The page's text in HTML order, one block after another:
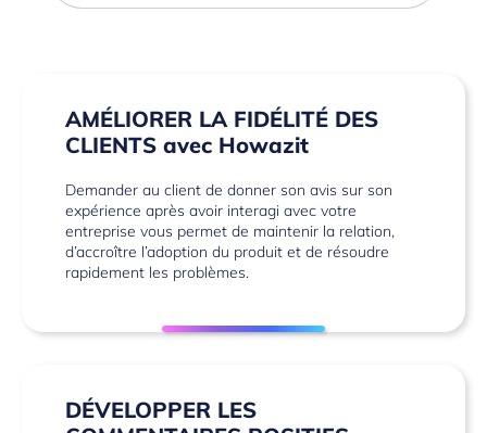
AMÉLIORER LA FIDÉLITÉ DES
CLIENTS avec Howazit
Demander au client de donner son avis sur son
expérience après avoir interagi avec votre
entreprise vous permet de maintenir la relation,
d’accroître l’adoption du produit et de résoudre
rapidement les problèmes.
DÉVELOPPER LES